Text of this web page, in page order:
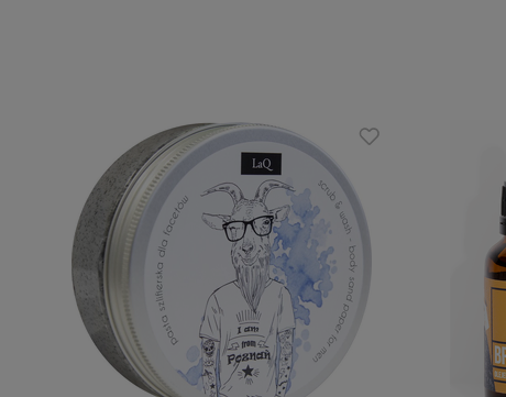
Skład INCI:
Aqua, Sodium Coco-Sulfate, Coco-
Extract, 4-Terpineol, Rosmarinus
Extract, Salvia Officinalis Leaf Extract,
Extract, Hedera Helix Leaf Extract,
Potassium Sorbate, Citric Acid,